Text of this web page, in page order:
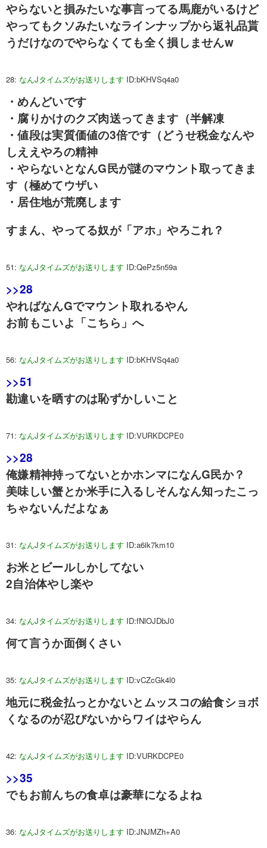
やらないと損みたいな事言ってる馬鹿がいるけど
やってもクソみたいなラインナップから返礼品貰
うだけなのでやらなくても全く損しませんw
28: なんJタイムズがお送りします ID:bKHVSq4a0
・めんどいです
・腐りかけのクズ肉送ってきます（半解凍
・値段は実質価値の3倍です（どうせ税金なんや
しええやろの精神
・やらないとなんG民が謎のマウント取ってきま
す（極めてウザい
・居住地が荒廃します
すまん、やってる奴が「アホ」やろこれ？
51: なんJタイムズがお送りします ID:QePz5n59a
>>28
やればなんGでマウント取れるやん
お前もこいよ「こちら」へ
56: なんJタイムズがお送りします ID:bKHVSq4a0
>>51
勘違いを晒すのは恥ずかしいこと
71: なんJタイムズがお送りします ID:VURKDCPE0
>>28
俺嫌精神持ってないとかホンマになんG民か？
美味しい蟹とか米手に入るしそんなん知ったこっ
ちゃないんだよなぁ
31: なんJタイムズがお送りします ID:a6ik7km10
お米とビールしかしてない
2自治体やし楽や
34: なんJタイムズがお送りします ID:fNlOJDbJ0
何て言うか面倒くさい
35: なんJタイムズがお送りします ID:vCZcGk4l0
地元に税金払っとかないとムッスコの給食ショボ
くなるのが忍びないからワイはやらん
42: なんJタイムズがお送りします ID:VURKDCPE0
>>35
でもお前んちの食卓は豪華になるよね
36: なんJタイムズがお送りします ID:JNJMZh+A0